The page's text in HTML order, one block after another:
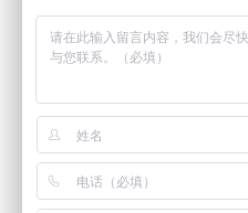
公司地
话：
格林融
际4幢2
济南分